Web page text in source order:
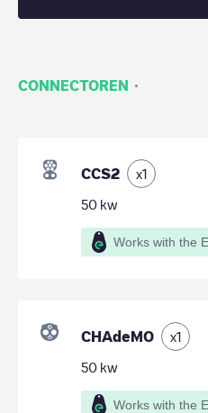
CONNECTOREN ·
CCS2 x1
50 kw
Works with the
CHAdeMO x1
50 kw
Works with the